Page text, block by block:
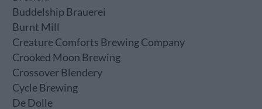
Buddelship Brauerei
Burnt Mill
Creature Comforts Brewing Company
Crooked Moon Brewing
Crossover Blendery
Cycle Brewing
De Dolle